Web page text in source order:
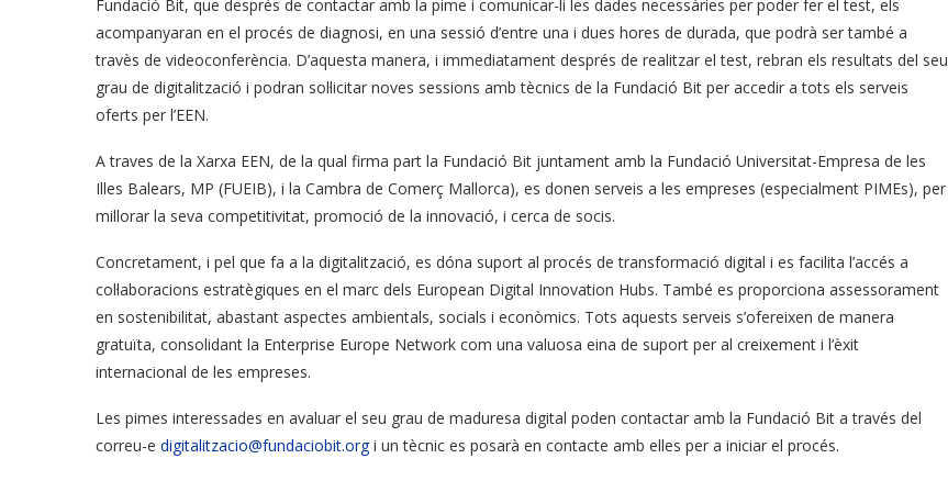
Fundació Bit, que després de contactar amb la pime i comunicar-li les dades necessàries per poder fer el test, els
acompanyaran en el procés de diagnosi, en una sessió d’entre una i dues hores de durada, que podrà ser també a
travès de videoconferència. D’aquesta manera, i immediatament després de realitzar el test, rebran els resultats del seu
grau de digitalització i podran sol·licitar noves sessions amb tècnics de la Fundació Bit per accedir a tots els serveis
oferts per l’EEN.
A traves de la Xarxa EEN, de la qual firma part la Fundació Bit juntament amb la Fundació Universitat-Empresa de les
Illes Balears, MP (FUEIB), i la Cambra de Comerç Mallorca), es donen serveis a les empreses (especialment PIMEs), per
millorar la seva competitivitat, promoció de la innovació, i cerca de socis.
Concretament, i pel que fa a la digitalització, es dóna suport al procés de transformació digital i es facilita l’accés a
col·laboracions estratègiques en el marc dels European Digital Innovation Hubs. També es proporciona assessorament
en sostenibilitat, abastant aspectes ambientals, socials i econòmics. Tots aquests serveis s’ofereixen de manera
gratuïta, consolidant la Enterprise Europe Network com una valuosa eina de suport per al creixement i l’èxit
internacional de les empreses.
Les pimes interessades en avaluar el seu grau de maduresa digital poden contactar amb la Fundació Bit a través del
correu-e digitalitzacio@fundaciobit.orgi un tècnic es posarà en contacte amb elles per a iniciar el procés.